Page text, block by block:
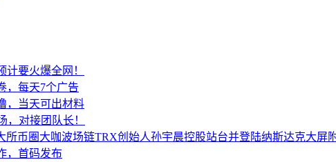
要火爆全网！
，每天7个广告
，当天可出材料
对接团队长！
币圈大咖波场链TRX创始人孙宇晨控股站台并登陆纳斯达克大屏
，首码发布